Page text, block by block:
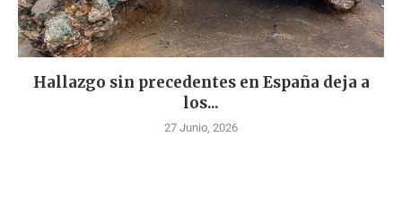
Hallazgo sin precedentes en España deja a
los...
27 Junio, 2026